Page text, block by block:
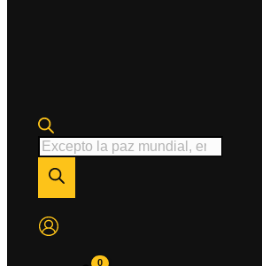
Búsqueda
de
productos